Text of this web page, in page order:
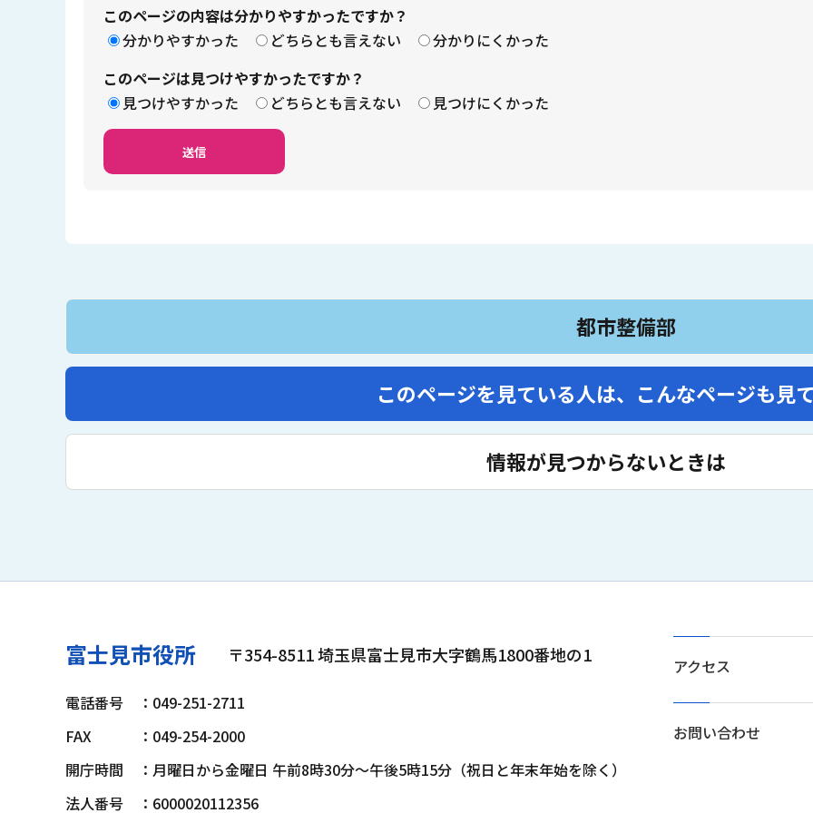
このページの内容は分かりやすかったですか？
分かりやすかった
どちらとも言えない
分かりにくかった
このページは見つけやすかったですか？
見つけやすかった
どちらとも言えない 見つけにくかった
都市整備部
このページを見ている人は、 こんなページも見
情報が見つからないときは
富士見市役所 〒354-8511 埼玉県富士見市大字鶴馬1800番地の1
電話番号
：049-251-2711
FAX
：049-254-2000
開庁時間
：月曜日から金曜日 午前8時30分～午後5時15分（祝日と年末年始を除く）
法人番号
：6000020112356
アクセス
お問い合わせ